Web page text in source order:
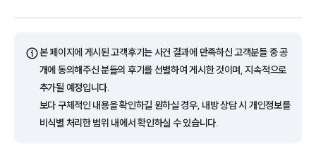
ⓘ본 페이지에 게시된 고객후기는 사건 결과에 만족하신 고객분들 중 공
개에 동의해주신 분들의 후기를 선별하여 게시한 것이며, 지속적으로
추가될 예정입니다.
보다 구체적인 내용을 확인하길 원하실 경우, 내방 상담 시 개인정보를
비식별 처리한 범위 내에서 확인하실 수 있습니다.